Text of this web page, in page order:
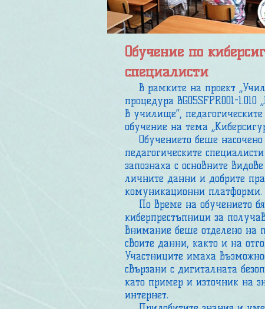
Обучение по
специалисти
В рамките на проект
процедура BG05SFPR001-
в училище“,
обучение на тема
Обучението беше
педагогическите
запознаха с основните
личните данни и добрите
комуникационни платформи.
По време на обучението
киберпрестъпници за
внимание беше отделено на
своите данни, както и на
Участниците имаха
свързани с дигиталната
като пример и източник на
интернет.